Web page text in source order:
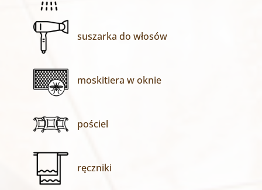
suszarka do włosów
moskitiera w oknie
pościel
ręczniki